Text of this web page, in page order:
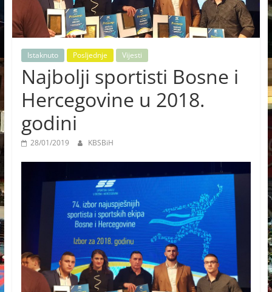
Istaknuto Posljednje Vijesti
Najbolji sportisti Bosne i
Hercegovine u 2018.
godini
28/01/2019 KBSBiH